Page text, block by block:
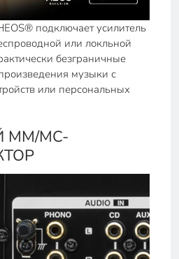
подключает усилитель
или локльной
безграничные
музыки с
или персональных
MC-